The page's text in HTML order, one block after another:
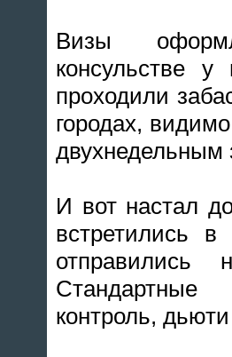
Визы
консульстве
проходили
городах,
двухнедельным
И вот настал
встретились
контроль,